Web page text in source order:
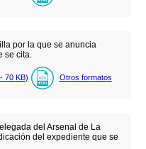
por la que se anuncia
se cita.
- 70 KB) Otros formatos
del Arsenal de La
del expediente que se